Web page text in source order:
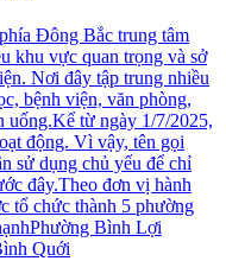
Đông Bắc trung tâm
khu vực quan trọng và sở
Nơi đây tập trung nhiều
bệnh viện, văn phòng,
uống.Kể từ ngày 1/7/2025,
động. Vì vậy, tên gọi
sử dụng chủ yếu để chỉ
đây.Theo đơn vị hành
tổ chức thành 5 phường
Bình Lợi
Quới